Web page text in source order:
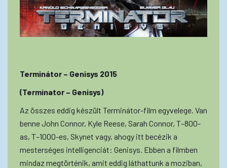
Terminátor – Genisys 2015
(Terminator – Genisys)
Az összes eddig készült Terminátor-film egyvelege. Van
benne John Connor, Kyle Reese, Sarah Connor, T–800-
as, T–1000-es, Skynet vagy, ahogy itt becézik a
mesterséges intelligenciát: Genisys. Ebben a filmben
mindaz megtörténik, amit eddig láthattunk a moziban,